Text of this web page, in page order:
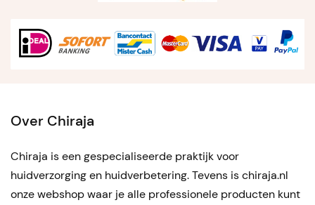
Over Chiraja
Chiraja is een gespecialiseerde praktijk voor
huidverzorging en huidverbetering. Tevens is chiraja.nl
onze webshop waar je alle professionele producten kunt